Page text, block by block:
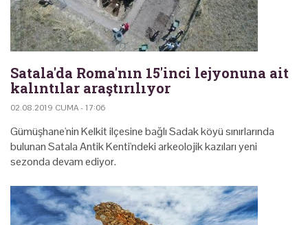
Satala'da Roma'nın 15'inci lejyonuna ait
kalıntılar araştırılıyor
02.08.2019 CUMA - 17:06
Gümüşhane'nin Kelkit ilçesine bağlı Sadak köyü sınırlarında
bulunan Satala Antik Kenti'ndeki arkeolojik kazıları yeni
sezonda devam ediyor.